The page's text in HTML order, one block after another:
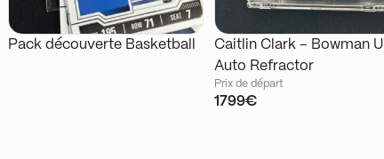
Pack découverte Basketball
Caitlin Clark – Bowman U
Auto Refractor
Prix de départ
1799€